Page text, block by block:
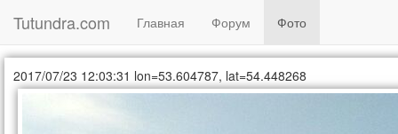
Tutundra.com Главная (current)Форум Фото
2017/07/23 12:03:31 lon=53.604787, lat=54.448268